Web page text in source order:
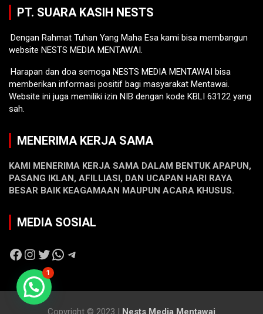
PT. SUARA KASIH NESTS
Dengan Rahmat Tuhan Yang Maha Esa kami bisa membangun
website NESTS MEDIA MENTAWAI.
Harapan dan doa semoga NESTS MEDIA MENTAWAI bisa
memberikan informasi positif bagi masyarakat Mentawai.
Website ini juga memiliki izin NIB dengan kode KBLI 63122 yang
sah.
MENERIMA KERJA SAMA
KAMI MENERIMA KERJA SAMA DALAM BENTUK APAPUN,
PASANG IKLAN, AFILLIASI, DAN UCAPAN HARI RAYA
BESAR BAIK KEAGAMAAN MAUPUN ACARA KHUSUS.
MEDIA SOSIAL
Facebook
Instagram
Twitter
WhatsApp
Telegram
Copyright © 2023 | Nests Media Mentawai
1